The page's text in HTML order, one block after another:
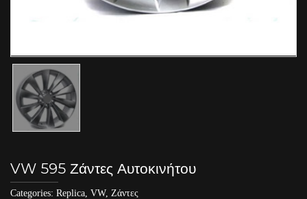
VW 595 Ζάντες Αυτοκινήτου
Categories: Replica VW, Ζάντες